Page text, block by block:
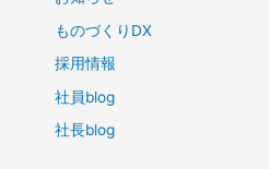
ものづくりDX
採用情報
社員blog
社長blog